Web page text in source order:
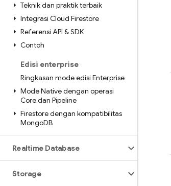
Teknik dan praktik terbaik
Integrasi Cloud Firestore
Referensi API & SDK
Contoh
Edisi enterprise
Ringkasan mode edisi Enterprise
Mode Native dengan operasi
Core dan Pipeline
Firestore dengan kompatibilitas
MongoDB
Realtime Database
Storage